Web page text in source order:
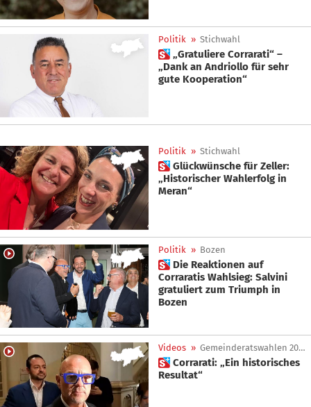
Politik » Stichwahl
 „Gratuliere Corrarati“ –
„Dank an Andriollo für sehr
gute Kooperation“
Politik » Stichwahl
 Glückwünsche für Zeller:
„Historischer Wahlerfolg in
Meran“
Politik » Bozen
 Die Reaktionen auf
Corraratis Wahlsieg: Salvini
gratuliert zum Triumph in
Bozen
Videos » Gemeinderatswahlen 2025
 Corrarati: „Ein historisches
Resultat“